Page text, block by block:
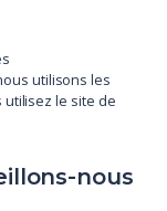
utilisons les
le site de
nous